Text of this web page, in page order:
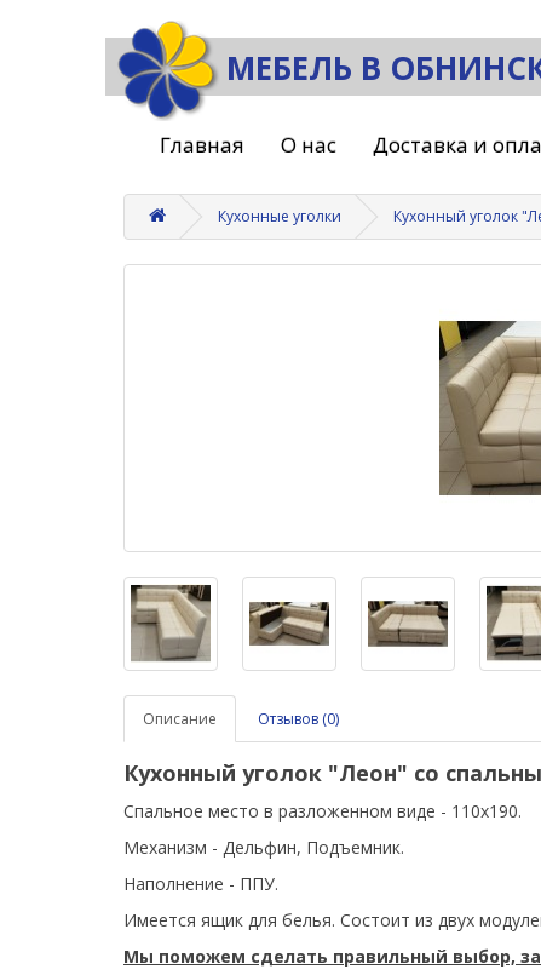
МЕБЕЛЬ В
Главная О нас Доставка и
Кухонные уголки Кухонный уголок
Описание Отзывов (0)
Кухонный уголок "Леон" со
Спальное место в разложенном виде - 110х190.
Механизм - Дельфин, Подъемник.
Наполнение - ППУ.
Имеется ящик для белья. Состоит из двух
Мы поможем сделать правильный выбор,